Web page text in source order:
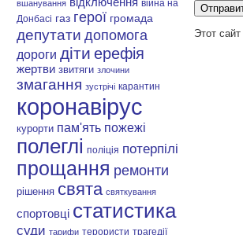
вшанування
війна на
Донбасі газ герої громада
депутати допомога
дороги діти ерефія
жертви звитяги злочини
змагання зустрічі карантин
коронавірус
курорти пам'ять пожежі
полеглі поліція потерпілі
прощання ремонти
рішення свята святкування
спортовці статистика
суди тарифи терористи трагедії
Этот